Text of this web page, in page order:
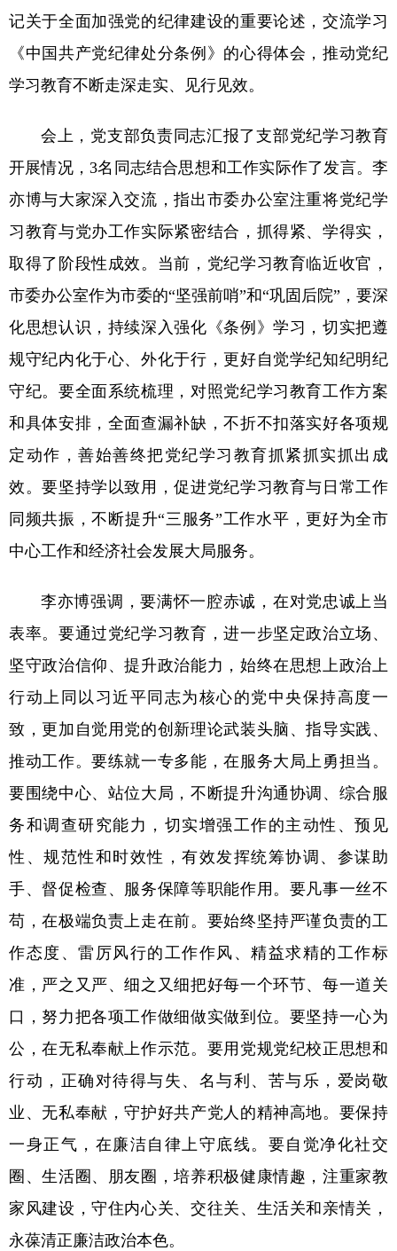
记关于全面加强党的纪律建设的重要论述，交流学习
《中国共产党纪律处分条例》的心得体会，推动党纪
学习教育不断走深走实、见行见效。
会上，党支部负责同志汇报了支部党纪学习教育
开展情况，3名同志结合思想和工作实际作了发言。李
亦博与大家深入交流，指出市委办公室注重将党纪学
习教育与党办工作实际紧密结合，抓得紧、学得实，
取得了阶段性成效。当前，党纪学习教育临近收官，
市委办公室作为市委的“坚强前哨”和“巩固后院”，要深
化思想认识，持续深入强化《条例》学习，切实把遵
规守纪内化于心、外化于行，更好自觉学纪知纪明纪
守纪。要全面系统梳理，对照党纪学习教育工作方案
和具体安排，全面查漏补缺，不折不扣落实好各项规
定动作，善始善终把党纪学习教育抓紧抓实抓出成
效。要坚持学以致用，促进党纪学习教育与日常工作
同频共振，不断提升“三服务”工作水平，更好为全市
中心工作和经济社会发展大局服务。
李亦博强调，要满怀一腔赤诚，在对党忠诚上当
表率。要通过党纪学习教育，进一步坚定政治立场、
坚守政治信仰、提升政治能力，始终在思想上政治上
行动上同以习近平同志为核心的党中央保持高度一
致，更加自觉用党的创新理论武装头脑、指导实践、
推动工作。要练就一专多能，在服务大局上勇担当。
要围绕中心、站位大局，不断提升沟通协调、综合服
务和调查研究能力，切实增强工作的主动性、预见
性、规范性和时效性，有效发挥统筹协调、参谋助
手、督促检查、服务保障等职能作用。要凡事一丝不
苟，在极端负责上走在前。要始终坚持严谨负责的工
作态度、雷厉风行的工作作风、精益求精的工作标
准，严之又严、细之又细把好每一个环节、每一道关
口，努力把各项工作做细做实做到位。要坚持一心为
公，在无私奉献上作示范。要用党规党纪校正思想和
行动，正确对待得与失、名与利、苦与乐，爱岗敬
业、无私奉献，守护好共产党人的精神高地。要保持
一身正气，在廉洁自律上守底线。要自觉净化社交
圈、生活圈、朋友圈，培养积极健康情趣，注重家教
家风建设，守住内心关、交往关、生活关和亲情关，
永葆清正廉洁政治本色。